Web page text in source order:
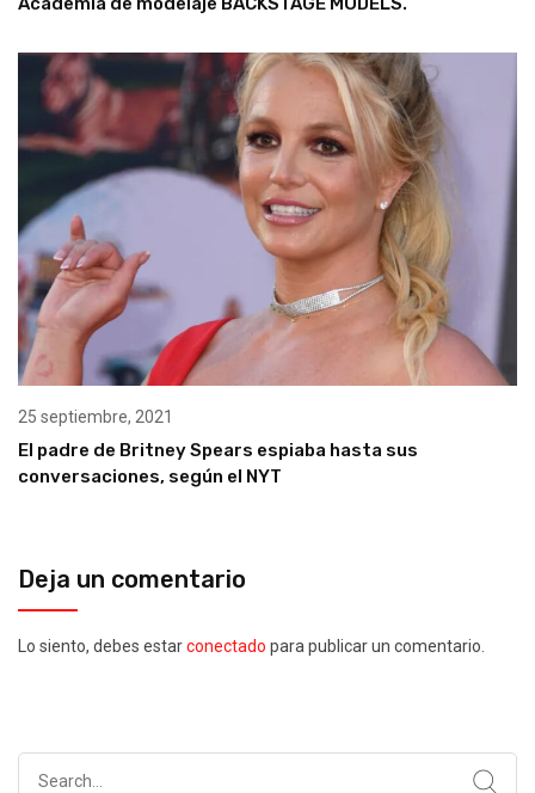
25 septiembre, 2021
El padre de Britney Spears espiaba hasta sus
conversaciones, según el NYT
Deja un comentario
Lo siento, debes estarconectado para publicar un comentario.